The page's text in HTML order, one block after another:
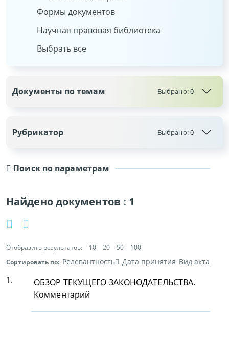
Поиск по параметрам
Найдено документов : 1
Отобразить результатов: 10 20 50
100
Сортировать по: Релевантность Дата принятия Вид акта
1.
ОБЗОР ТЕКУЩЕГО ЗАКОНОДАТЕЛЬСТВА.
Комментарий
Формы документов
Научная правовая библиотека
Выбрать все
Документы по темам Выбрано:0
Рубрикатор Выбрано:0